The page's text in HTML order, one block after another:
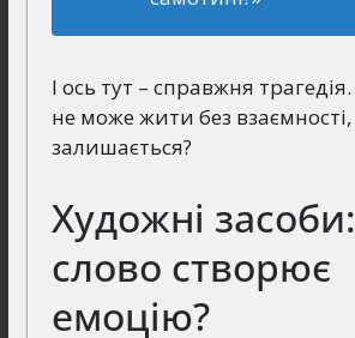
І ось тут – справжня
не може жити без
залишається?
Художні
слово створює
емоцію?